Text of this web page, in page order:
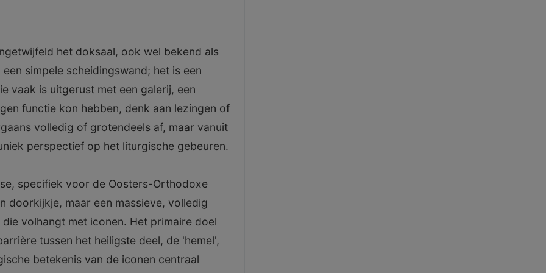
het doksaal, ook wel bekend als
simpele scheidingswand; het is een
vaak is uitgerust met een galerij, een
functie kon hebben, denk aan lezingen of
volledig of grotendeels af, maar vanuit
perspectief op het liturgische gebeuren.
specifiek voor de Oosters-Orthodoxe
doorkijkje, maar een massieve, volledig
volhangt met iconen. Het primaire doel
tussen het heiligste deel, de 'hemel',
betekenis van de iconen centraal